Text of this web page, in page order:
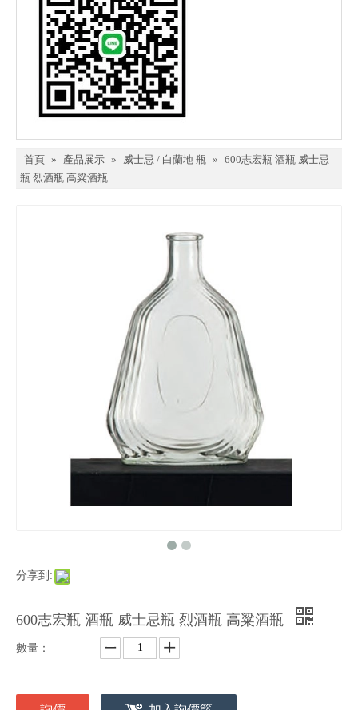
首頁 » 產品展示 » 威士忌 / 白蘭地 瓶 » 600志宏瓶 酒瓶 威士忌
瓶 烈酒瓶 高粱酒瓶
分享到:
600志宏瓶 酒瓶 威士忌瓶 烈酒瓶 高粱酒瓶
數量：